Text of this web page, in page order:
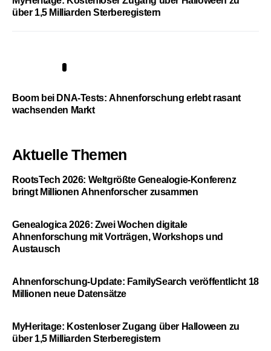
über 1,5 Milliarden Sterberegistern
Boom bei DNA-Tests: Ahnenforschung erlebt rasant
wachsenden Markt
Aktuelle Themen
RootsTech 2026: Weltgrößte Genealogie-Konferenz
bringt Millionen Ahnenforscher zusammen
Genealogica 2026: Zwei Wochen digitale
Ahnenforschung mit Vorträgen, Workshops und
Austausch
Ahnenforschung-Update: FamilySearch veröffentlicht 18
Millionen neue Datensätze
MyHeritage: Kostenloser Zugang über Halloween zu
über 1,5 Milliarden Sterberegistern